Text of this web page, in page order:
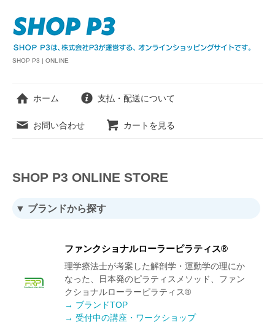
SHOP P3 | ONLINE
ホーム 支払・配送について
お問い合わせ カートを見る
SHOP P3 ONLINE STORE
▼ ブランドから探す
ファンクショナルローラーピラティス®
理学療法士が考案した解剖学・運動学の理にか
なった、日本発のピラティスメソッド、ファン
クショナルローラーピラティス®
→ ブランドTOP
→ 受付中の講座・ワークショップ